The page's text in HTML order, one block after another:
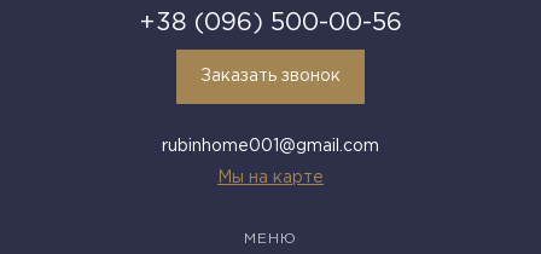
+38 (096) 500-00-56
Заказать звонок
rubinhome001@gmail.com
Мы на карте
МЕНЮ